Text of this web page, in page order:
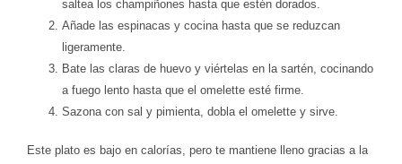
saltea los champiñones hasta que estén dorados.
Añade las espinacas y cocina hasta que se reduzcan
ligeramente.
Bate las claras de huevo y viértelas en la sartén, cocinando
a fuego lento hasta que el omelette esté firme.
Sazona con sal y pimienta, dobla el omelette y sirve.
Este plato es bajo en calorías, pero te mantiene lleno gracias a la